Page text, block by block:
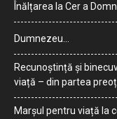
Înălțarea la Cer a
Dumnezeu…
Recunoștință și
viață – din partea
Marșul pentru viață la